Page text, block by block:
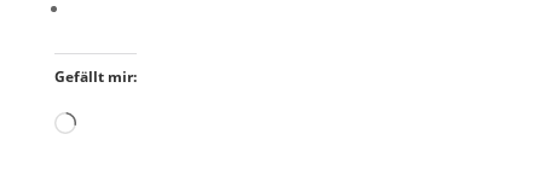
Gefällt mir:
Wird